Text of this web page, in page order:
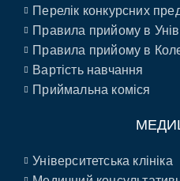
Перелік конкурсних
Правила прийому в
Правила прийому в
Вартість навчання
Приймальна коміся
Університетська клініка